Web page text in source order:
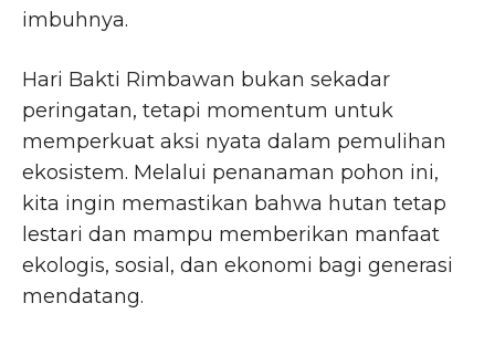
imbuhnya.
Hari Bakti Rimbawan bukan sekadar
peringatan, tetapi momentum untuk
memperkuat aksi nyata dalam pemulihan
ekosistem. Melalui penanaman pohon ini,
kita ingin memastikan bahwa hutan tetap
lestari dan mampu memberikan manfaat
ekologis, sosial, dan ekonomi bagi generasi
mendatang.